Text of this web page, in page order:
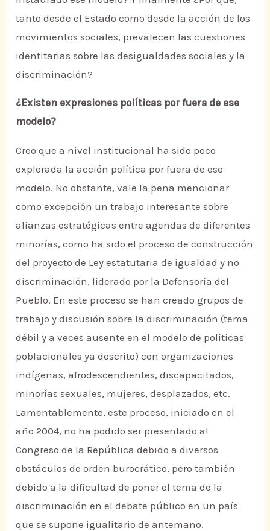
tanto desde el Estado como desde la acción de los
movimientos sociales, prevalecen las cuestiones
identitarias sobre las desigualdades sociales y la
discriminación?
¿Existen expresiones políticas por fuera de ese
modelo?
Creo que a nivel institucional ha sido poco
explorada la acción política por fuera de ese
modelo. No obstante, vale la pena mencionar
como excepción un trabajo interesante sobre
alianzas estratégicas entre agendas de diferentes
minorías, como ha sido el proceso de construcción
del proyecto de Ley estatutaria de igualdad y no
discriminación, liderado por la Defensoría del
Pueblo. En este proceso se han creado grupos de
trabajo y discusión sobre la discriminación (tema
débil y a veces ausente en el modelo de políticas
poblacionales ya descrito) con organizaciones
indígenas, afrodescendientes, discapacitados,
minorías sexuales, mujeres, desplazados, etc.
Lamentablemente, este proceso, iniciado en el
año 2004, no ha podido ser presentado al
Congreso de la República debido a diversos
obstáculos de orden burocrático, pero también
debido a la dificultad de poner el tema de la
discriminación en el debate público en un país
que se supone igualitario de antemano.